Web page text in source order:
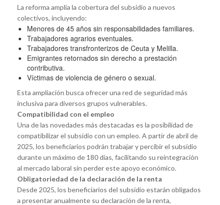
La reforma amplía la cobertura del subsidio a nuevos
colectivos, incluyendo:
Menores de 45 años sin responsabilidades familiares.
Trabajadores agrarios eventuales.
Trabajadores transfronterizos de Ceuta y Melilla.
Emigrantes retornados sin derecho a prestación
contributiva.
Víctimas de violencia de género o sexual.
Esta ampliación busca ofrecer una red de seguridad más
inclusiva para diversos grupos vulnerables.
Compatibilidad con el empleo
Una de las novedades más destacadas es la posibilidad de
compatibilizar el subsidio con un empleo. A partir de abril de
2025, los beneficiarios podrán trabajar y percibir el subsidio
durante un máximo de 180 días, facilitando su reintegración
al mercado laboral sin perder este apoyo económico.
Obligatoriedad de la declaración de la renta
Desde 2025, los beneficiarios del subsidio estarán obligados
a presentar anualmente su declaración de la renta,